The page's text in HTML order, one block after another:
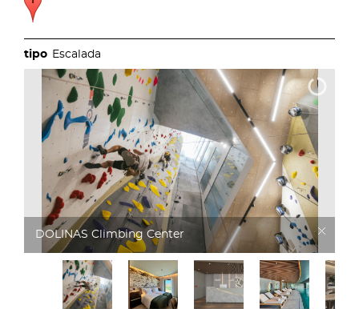
Escalada
DOLINAS Climbing Hotel